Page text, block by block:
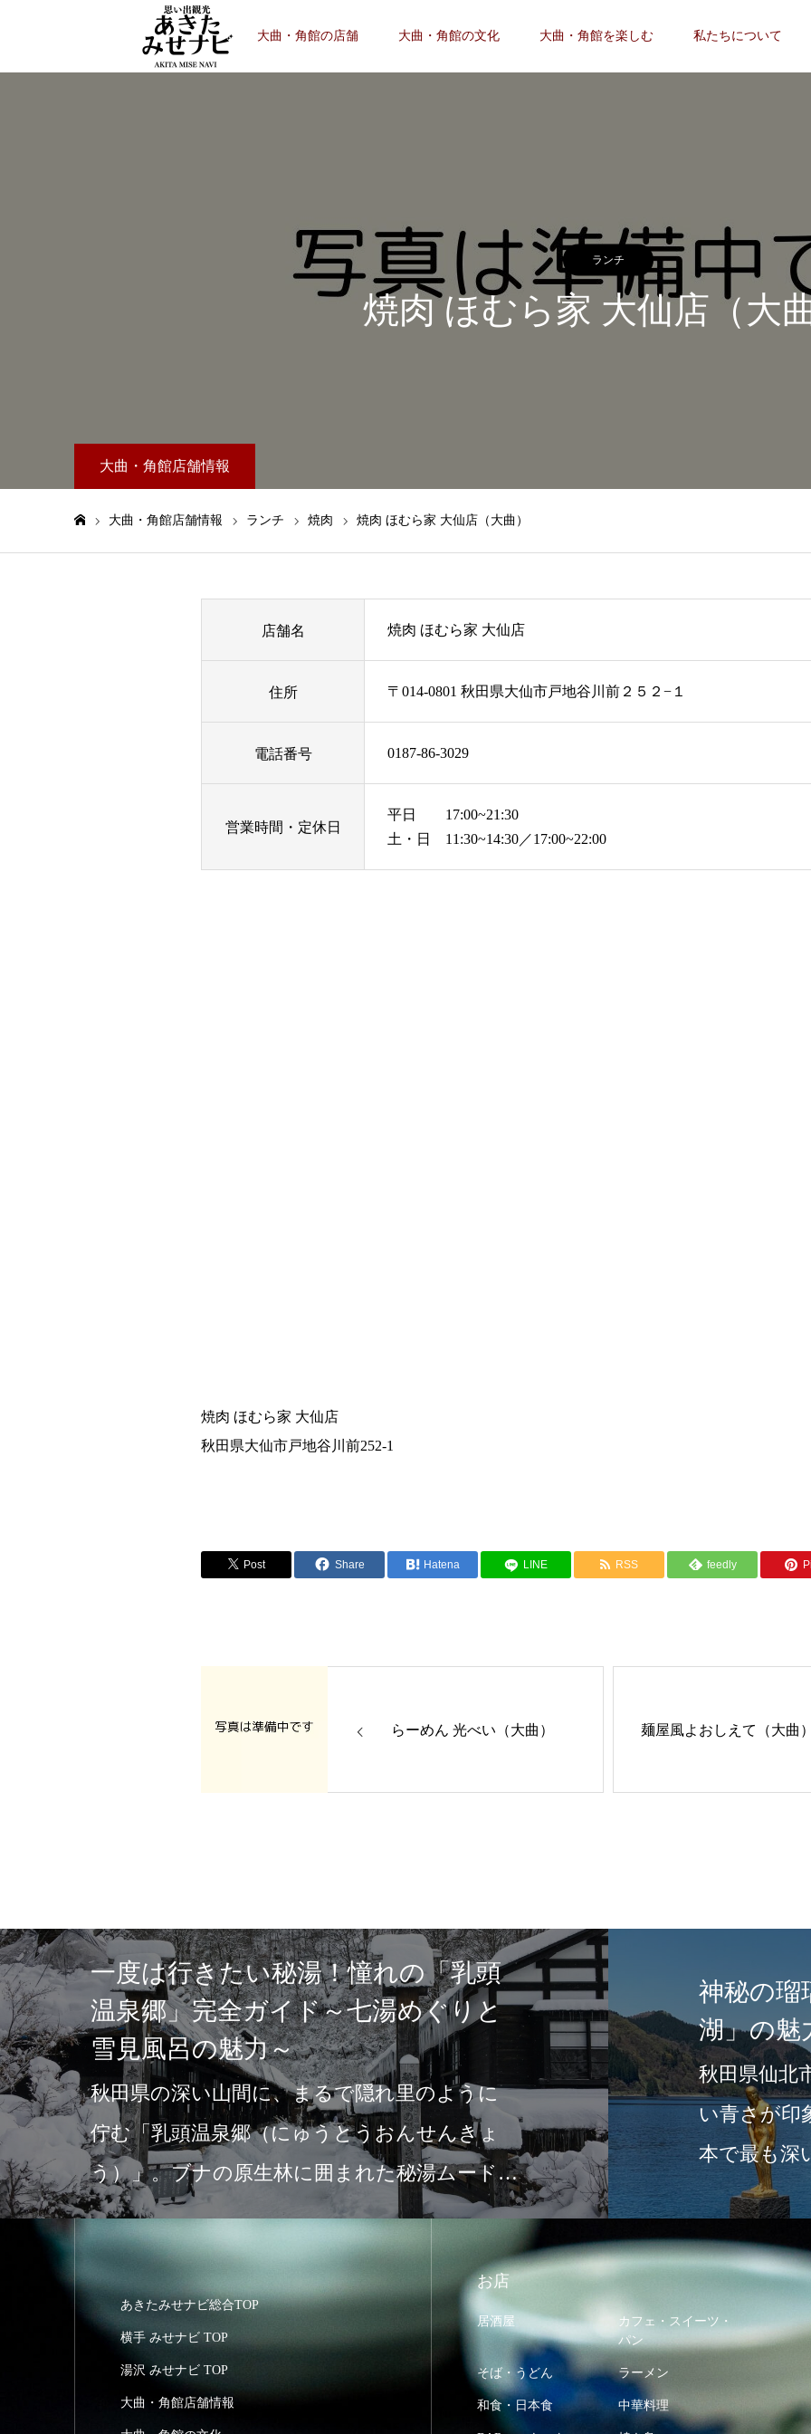
大曲・角館の店舗 大曲・角館の文化 大曲・角館を楽しむ 私たちについて
ランチ
焼肉 ほむら家 大仙店（大曲
大曲・角館店舗情報
大曲・角館店舗情報 ランチ 焼肉 焼肉 ほむら家 大仙店（大曲）
店舗名 焼肉 ほむら家 大仙店
住所 〒014-0801 秋田県大仙市戸地谷川前２５２−１
電話番号 0187-86-3029
営業時間・定休日
平日 17:00~21:30
土・日 11:30~14:30／17:00~22:00
焼肉 ほむら家 大仙店
秋田県大仙市戸地谷川前252-1
Post Share Hatena LINE RSS feedly
らーめん 光べい（大曲） 麺屋風よおしえて（大曲）
一度は行きたい秘湯！憧れの「乳頭
温泉郷」完全ガイド～七湯めぐりと
雪見風呂の魅力～
秋田県の深い山間に、まるで隠れ里のように
佇む「乳頭温泉郷（にゅうとうおんせんきょ
う）」。ブナの原生林に囲まれた秘湯ムード満
点のこの地には、…
神秘の瑠
湖」の魅
秋田県仙北
い青さが印
本で最も深
美しさと「
あきたみせナビ総合TOP
横手 みせナビ TOP
湯沢 みせナビ TOP
大曲・角館店舗情報
お店
居酒屋
カフェ・スイーツ・
パン
そば・うどん ラーメン
和食・日本食 中華料理